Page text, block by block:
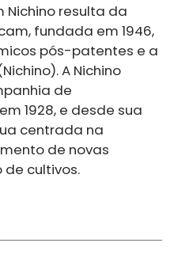
Nichino resulta da
fundada em 1946,
pós-patentes e a
A Nichino
de
1928, e desde sua
centrada na
de novas
cultivos.